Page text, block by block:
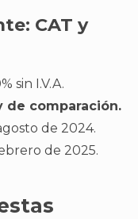
CAT y
sin I.V.A.
de comparación.
de 2024.
de 2025.